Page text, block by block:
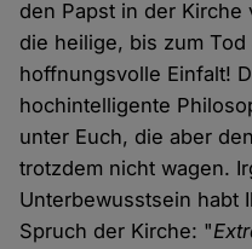
den Papst in der Kirche
die heilige, bis zum
hoffnungsvolle Einfalt!
hochintelligente
unter Euch, die aber
trotzdem nicht wagen.
Unterbewusstsein habt
Spruch der Kirche: "